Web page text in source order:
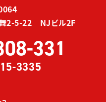
舞2-5-22 NJビル2F
331
3335